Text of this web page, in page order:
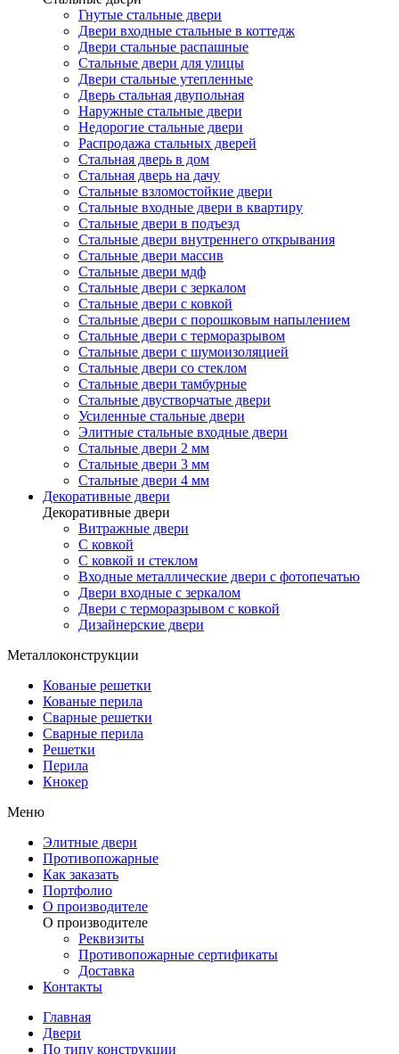
Гнутые стальные двери
Двери входные стальные в коттедж
Двери стальные распашные
Стальные двери для улицы
Двери стальные утепленные
Дверь стальная двупольная
Наружные стальные двери
Недорогие стальные двери
Распродажа стальных дверей
Стальная дверь в дом
Стальная дверь на дачу
Стальные взломостойкие двери
Стальные входные двери в квартиру
Стальные двери в подъезд
Стальные двери внутреннего открывания
Стальные двери массив
Стальные двери мдф
Стальные двери с зеркалом
Стальные двери с ковкой
Стальные двери с порошковым напылением
Стальные двери с терморазрывом
Стальные двери с шумоизоляцией
Стальные двери со стеклом
Стальные двери тамбурные
Стальные двустворчатые двери
Усиленные стальные двери
Элитные стальные входные двери
Стальные двери 2 мм
Стальные двери 3 мм
Стальные двери 4 мм
Декоративные двери
Декоративные двери
Витражные двери
С ковкой
С ковкой и стеклом
Входные металлические двери с фотопечатью
Двери входные с зеркалом
Двери с терморазрывом с ковкой
Дизайнерские двери
Металлоконструкции
Кованые решетки
Кованые перила
Сварные решетки
Сварные перила
Решетки
Перила
Кнокер
Меню
Элитные двери
Противопожарные
Как заказать
Портфолио
О производителе
О производителе
Реквизиты
Противопожарные сертификаты
Доставка
Контакты
Главная
Двери
По типу конструкции